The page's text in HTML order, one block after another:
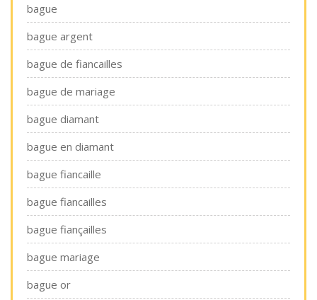
bague
bague argent
bague de fiancailles
bague de mariage
bague diamant
bague en diamant
bague fiancaille
bague fiancailles
bague fiançailles
bague mariage
bague or